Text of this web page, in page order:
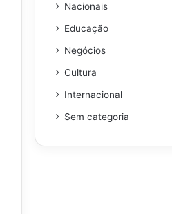
Nacionais
Educação
Negócios
Cultura
Internacional
Sem categoria